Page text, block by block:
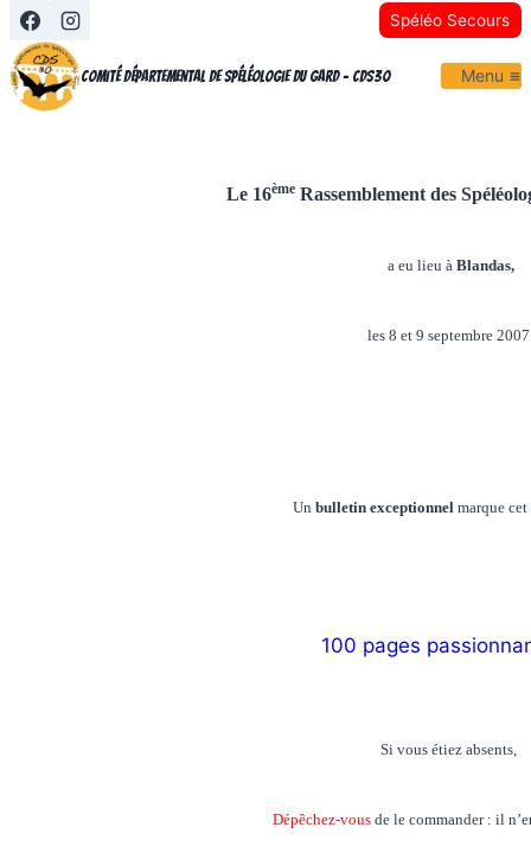
Aller
au
contenu
Spéléo Secours
Comité Départemental de Spéléologie du Gard - CDS30 Menu
Le 16ème Rassemblement des
a eu lieu àBlandas,
les 8 et 9 septembre
Unbulletin exceptionnel marque
100 pages
Si vous étiez absents,
Dépêchez-vousde le commander : il